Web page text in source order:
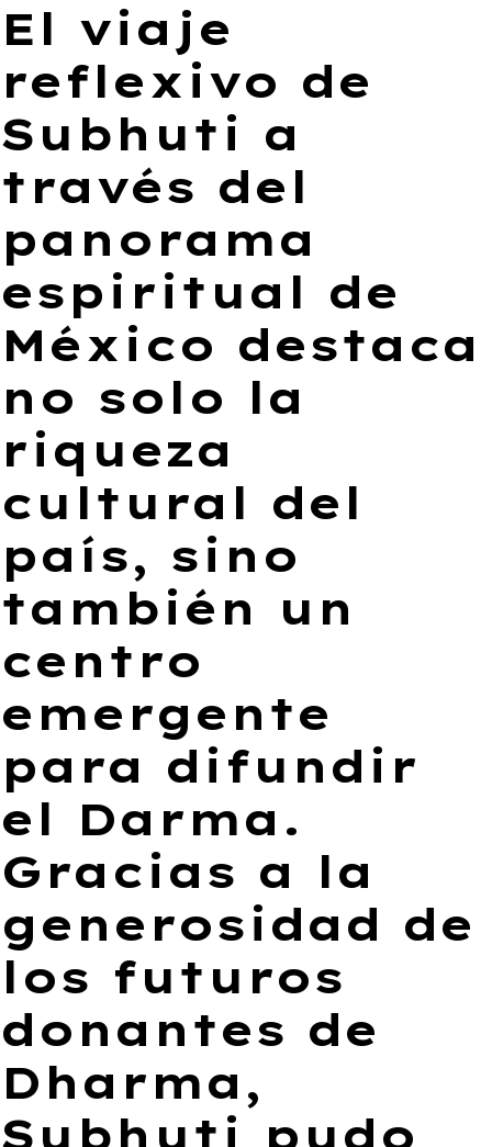
El viaje
reflexivo de
Subhuti a
través del
panorama
espiritual de
México destaca
no solo la
riqueza
cultural del
país, sino
también un
centro
emergente
para difundir
el Darma.
Gracias a la
generosidad de
los futuros
donantes de
Dharma,
Subhuti pudo